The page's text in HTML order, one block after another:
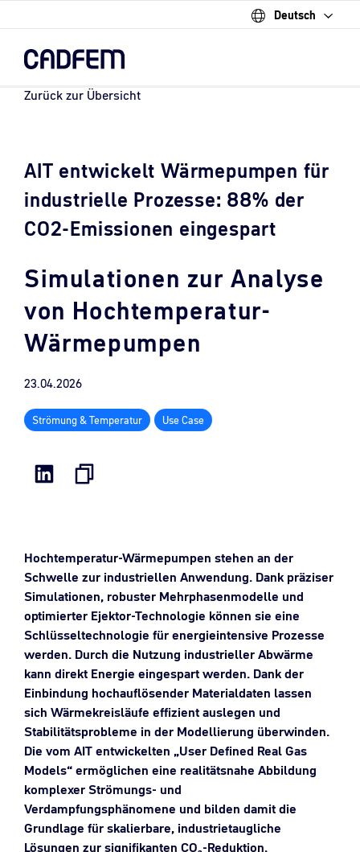
Deutsch
content.
Zurück zur Übersicht
AIT entwickelt Wärmepumpen für
industrielle Prozesse: 88% der
CO2-Emissionen eingespart
Simulationen zur Analyse
von Hochtemperatur-
Wärmepumpen
23.04.2026
Strömung & Temperatur Use Case
Hochtemperatur-Wärmepumpen stehen an der
Schwelle zur industriellen Anwendung. Dank präziser
Simulationen, robuster Mehrphasenmodelle und
optimierter Ejektor-Technologie können sie eine
Schlüsseltechnologie für energieintensive Prozesse
werden. Durch die Nutzung industrieller Abwärme
kann direkt Energie eingespart werden. Dank der
Einbindung hochauflösender Materialdaten lassen
sich Wärmekreisläufe effizient auslegen und
Stabilitätsprobleme in der Modellierung überwinden.
Die vom AIT entwickelten „User Defined Real Gas
Models“ ermöglichen eine realitätsnahe Abbildung
komplexer Strömungs- und
Verdampfungsphänomene und bilden damit die
Grundlage für skalierbare, industrietaugliche
Lösungen zur signifikanten CO₂-Reduktion.